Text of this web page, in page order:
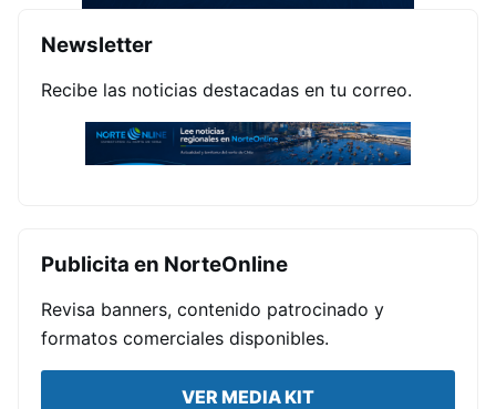
Newsletter
Recibe las noticias destacadas en tu correo.
Publicita en NorteOnline
Revisa banners, contenido patrocinado y
formatos comerciales disponibles.
VER MEDIA KIT